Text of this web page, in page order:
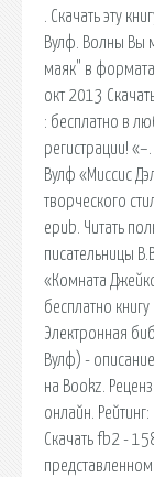
. Скачать эту
Вулф. Волны Вы
маяк" в
окт 2013
: бесплатно в
регистрации!
Вулф «Миссис
творческого
epub. Читать
писательницы
«Комната
бесплатно
Электронная
Вулф) -
на Bookz.
онлайн.
Cкачать fb2 -